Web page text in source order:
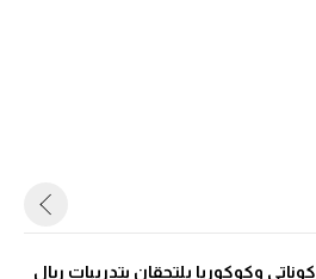
كوناتي وكوكوريا يلتحقان بتدريبات ريال